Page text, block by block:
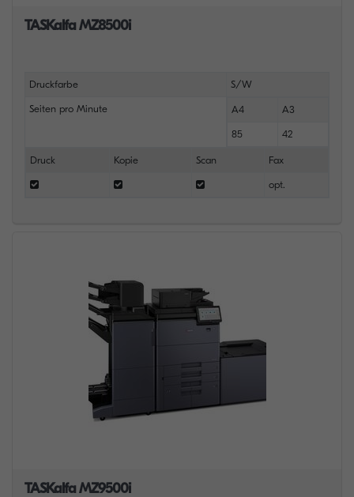
TASKalfa MZ8500i
Druckfarbe S/W
Seiten pro Minute A4 A3
85 42
Druck Kopie Scan Fax
opt.
TASKalfa MZ9500i